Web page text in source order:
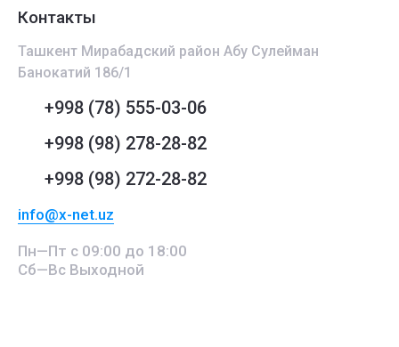
Контакты
Ташкент Мирабадский район Абу Сулейман
Банокатий 186/1
+998 (78) 555-03-06
+998 (98) 278-28-82
+998 (98) 272-28-82
info@x-net.uz
Пн—Пт с 09:00 до 18:00
Сб—Вс Выходной